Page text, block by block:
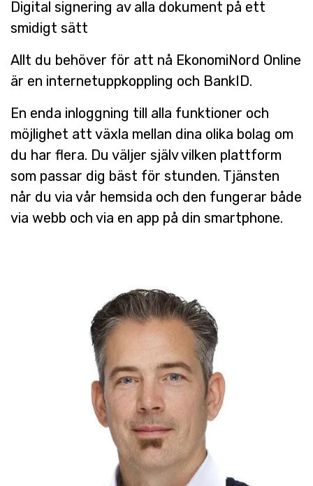
Digital signering av alla dokument på ett
smidigt sätt
Allt du behöver för att nå EkonomiNord Online
är en internetuppkoppling och BankID.
En enda inloggning till alla funktioner och
möjlighet att växla mellan dina olika bolag om
du har flera. Du väljer själv vilken plattform
som passar dig bäst för stunden. Tjänsten
når du via vår hemsida och den fungerar både
via webb och via en app på din smartphone.